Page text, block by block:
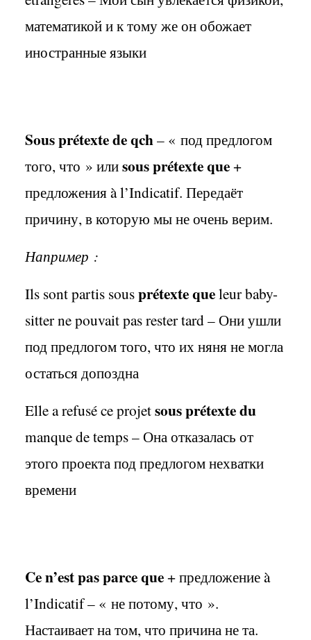
математикой и к тому же он обожает
иностранные языки
Sous prétexte de qch– « под предлогом
того, что » илиsous prétexte que+
предложенияà l’Indicatif. Передаёт
причину, в которую мы не очень верим.
Например :
Ils sont partis sousprétexte queleur baby-
sitter ne pouvait pas rester tard –Они ушли
под предлогом того, что их няня не могла
остаться допоздна
Elle a refusé ce projetsous prétexte du
manque de temps –Она отказалась от
этого проекта под предлогом нехватки
времени
Ce n’est pas parce que+предложениеà
l’Indicatif – « не потому, что ».
Настаивает на том, что причина не та.